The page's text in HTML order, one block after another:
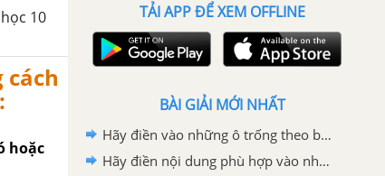
10
hoặc
TẢI APP ĐỂ XEM OFFLINE
BÀI GIẢI MỚI NHẤT
Hãy điền vào những ô trống theo bảng mẫu đề cập tới chu kì sống của virut sau đây:
Hãy điền nội dung phù hợp vào những ô trống theo bảng mẫu sau (mục 2 trang 161)